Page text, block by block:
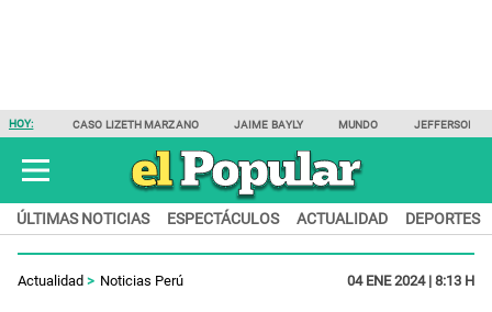
HOY: CASO LIZETH MARZANO JAIME BAYLY MUNDO JEFFERSON
ÚLTIMAS NOTICIAS ESPECTÁCULOS ACTUALIDAD DEPORTES
Actualidad Noticias Perú 04 ENE 2024 | 8:13 H